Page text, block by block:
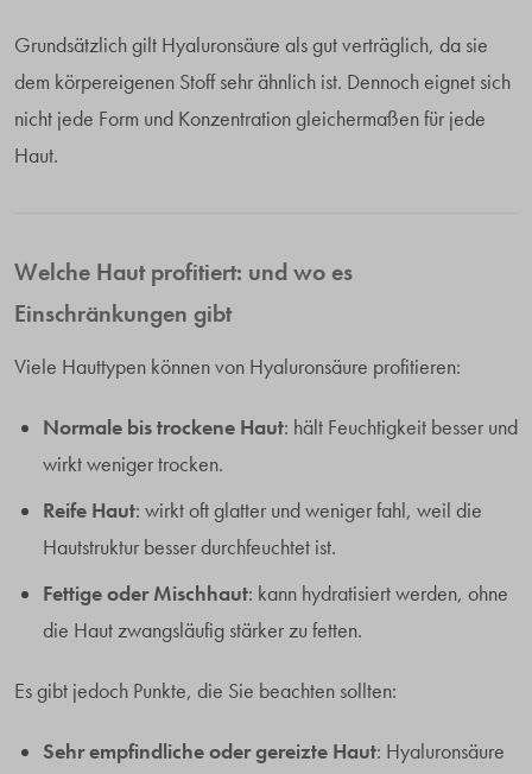
Grundsätzlich gilt Hyaluronsäure als gut verträglich, da sie
dem körpereigenen Stoff sehr ähnlich ist. Dennoch eignet sich
nicht jede Form und Konzentration gleichermaßen für jede
Haut.
Welche Haut profitiert: und wo es
Einschränkungen gibt
Viele Hauttypen können von Hyaluronsäure profitieren:
Normale bis trockene Haut: hält Feuchtigkeit besser und
wirkt weniger trocken.
Reife Haut: wirkt oft glatter und weniger fahl, weil die
Hautstruktur besser durchfeuchtet ist.
Fettige oder Mischhaut: kann hydratisiert werden, ohne
die Haut zwangsläufig stärker zu fetten.
Es gibt jedoch Punkte, die Sie beachten sollten:
Sehr empfindliche oder gereizte Haut: Hyaluronsäure